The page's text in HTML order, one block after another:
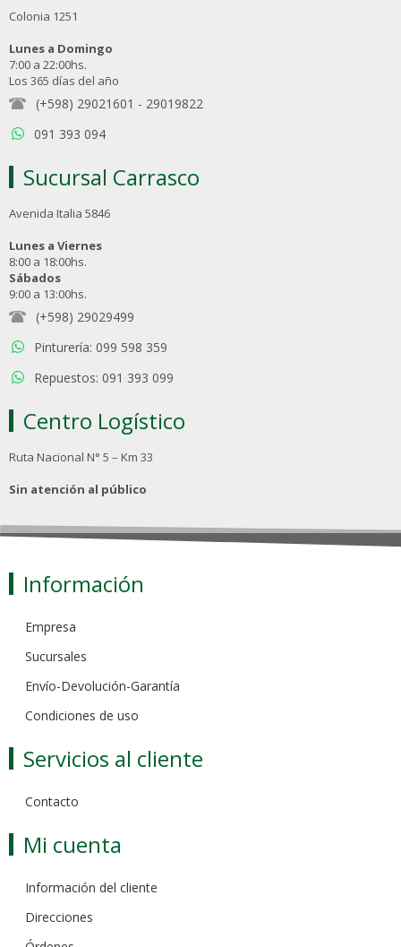
Colonia 1251
Lunes a Domingo
7:00 a 22:00hs.
Los 365 días del año
(+598) 29021601 - 29019822
091 393 094
Sucursal Carrasco
Avenida Italia 5846
Lunes a Viernes
8:00 a 18:00hs.
Sábados
9:00 a 13:00hs.
(+598) 29029499
Pinturería: 099 598 359
Repuestos: 091 393 099
Centro Logístico
Ruta Nacional N° 5 – Km 33
Sin atención al público
Información
Empresa
Sucursales
Envío-Devolución-Garantía
Condiciones de uso
Servicios al cliente
Contacto
Mi cuenta
Información del cliente
Direcciones